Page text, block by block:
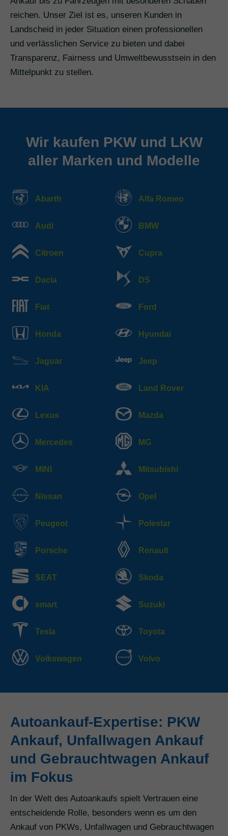
reichen. Unser Ziel ist es, unseren Kunden in
Landscheid in jeder Situation einen professionellen
und verlässlichen Service zu bieten und dabei
Transparenz, Fairness und Umweltbewusstsein in den
Mittelpunkt zu stellen.
Wir kaufen PKW und LKW
aller Marken und Modelle
Abarth Alfa Romeo
Audi BMW
Citroen Cupra
Dacia DS
Fiat Ford
Honda Hyundai
Jaguar Jeep
KIA Land Rover
Lexus Mazda
Mercedes MG
MINI Mitsubishi
Nissan Opel
Peugeot Polestar
Porsche Renault
SEAT Skoda
smart Suzuki
Tesla Toyota
Volkswagen Volvo
Autoankauf-Expertise: PKW
Ankauf, Unfallwagen Ankauf
und Gebrauchtwagen Ankauf
im Fokus
In der Welt des Autoankaufs spielt Vertrauen eine
entscheidende Rolle, besonders wenn es um den
Ankauf von PKWs, Unfallwagen und Gebrauchtwagen